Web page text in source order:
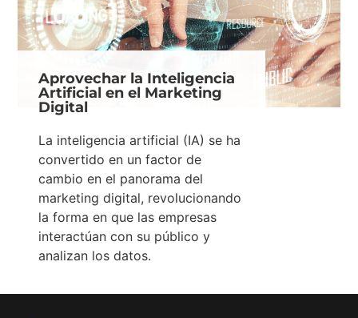
Aprovechar la Inteligencia
Artificial en el Marketing
Digital
La inteligencia artificial (IA) se ha
convertido en un factor de
cambio en el panorama del
marketing digital, revolucionando
la forma en que las empresas
interactúan con su público y
analizan los datos.